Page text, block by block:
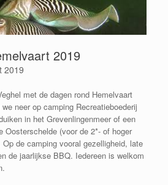
2019
2019
met de dagen rond Hemelvaart
neer op camping Recreatieboederij
in het Grevenlingenmeer of een
Oosterschelde (voor de 2*- of hoger
de camping vooral gezelligheid, late
de jaarlijkse BBQ. Iedereen is welkom